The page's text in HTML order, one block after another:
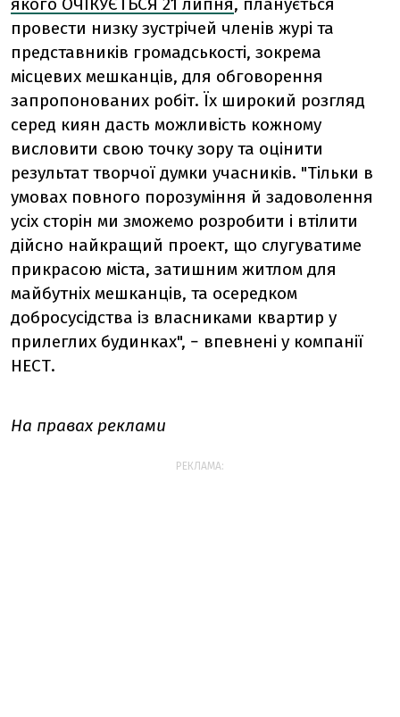
провести низку зустрічей членів журі та
представників громадськості, зокрема
місцевих мешканців, для обговорення
запропонованих робіт. Їх широкий розгляд
серед киян дасть можливість кожному
висловити свою точку зору та оцінити
результат творчої думки учасників. "Тільки в
умовах повного порозуміння й задоволення
усіх сторін ми зможемо розробити і втілити
дійсно найкращий проект, що слугуватиме
прикрасою міста, затишним житлом для
майбутніх мешканців, та осередком
добросусідства із власниками квартир у
прилеглих будинках", − впевнені у компанії
НЕСТ.
На правах реклами
РЕКЛАМА: